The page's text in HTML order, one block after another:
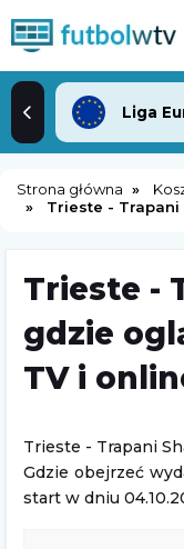
Liga
Strona główna
Trieste - Trapani
Trieste -
gdzie
TV i
Trieste - Trapani
Gdzie obejrzeć
start w dniu